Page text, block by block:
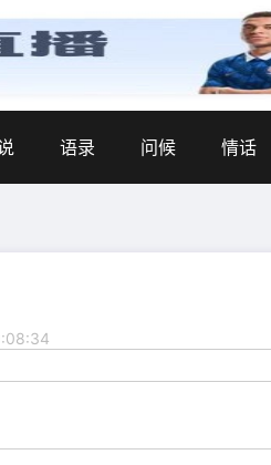
语录 问候 情话